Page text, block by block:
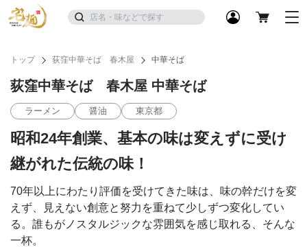
トップ 荻窪中華そば 春木屋 中華そば
荻窪中華そば 春木屋 中華そば
ラーメン 醤油 東京都
昭和24年創業、基本の味は変えずに受け
継がれた伝統の味！
70年以上にわたり評価を受けてきた味は、味の幹だけを変
えず、見えない創意と努力を重ねて少しずつ変化してい
る。誰もがノスタルジックな雰囲気を感じ取れる、そんな
一杯。